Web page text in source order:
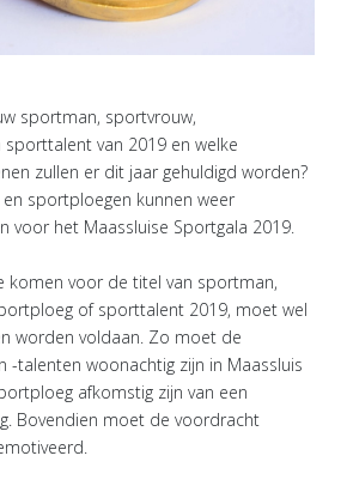
sportman, sportvrouw,
van 2019 en welke
zullen er dit jaar gehuldigd worden?
sportploegen kunnen weer
voor het Maassluise Sportgala 2019.
komen voor de titel van sportman,
of sporttalent 2019, moet wel
worden voldaan. Zo moet de
-talenten woonachtig zijn in Maassluis
afkomstig zijn van een
Bovendien moet de voordracht